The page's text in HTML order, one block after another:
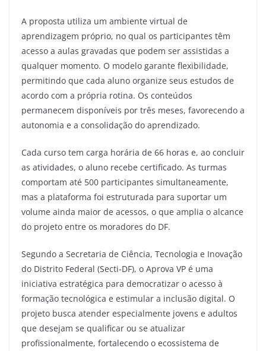
A proposta utiliza um ambiente virtual de
aprendizagem próprio, no qual os participantes têm
acesso a aulas gravadas que podem ser assistidas a
qualquer momento. O modelo garante flexibilidade,
permitindo que cada aluno organize seus estudos de
acordo com a própria rotina. Os conteúdos
permanecem disponíveis por três meses, favorecendo a
autonomia e a consolidação do aprendizado.
Cada curso tem carga horária de 66 horas e, ao concluir
as atividades, o aluno recebe certificado. As turmas
comportam até 500 participantes simultaneamente,
mas a plataforma foi estruturada para suportar um
volume ainda maior de acessos, o que amplia o alcance
do projeto entre os moradores do DF.
Segundo a Secretaria de Ciência, Tecnologia e Inovação
do Distrito Federal (Secti-DF), o Aprova VP é uma
iniciativa estratégica para democratizar o acesso à
formação tecnológica e estimular a inclusão digital. O
projeto busca atender especialmente jovens e adultos
que desejam se qualificar ou se atualizar
profissionalmente, fortalecendo o ecossistema de